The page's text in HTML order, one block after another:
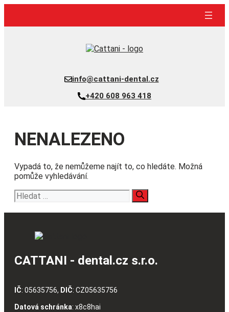
obsah
info@cattani-dental.cz
+420 608 963 418
NENALEZENO
Vypadá to, že nemůžeme najít to, co hledáte. Možná
pomůže vyhledávání.
Hledat:
CATTANI - dental.cz s.r.o.
IČ: 05635756, DIČ: CZ05635756
Datová schránka: x8c8hai